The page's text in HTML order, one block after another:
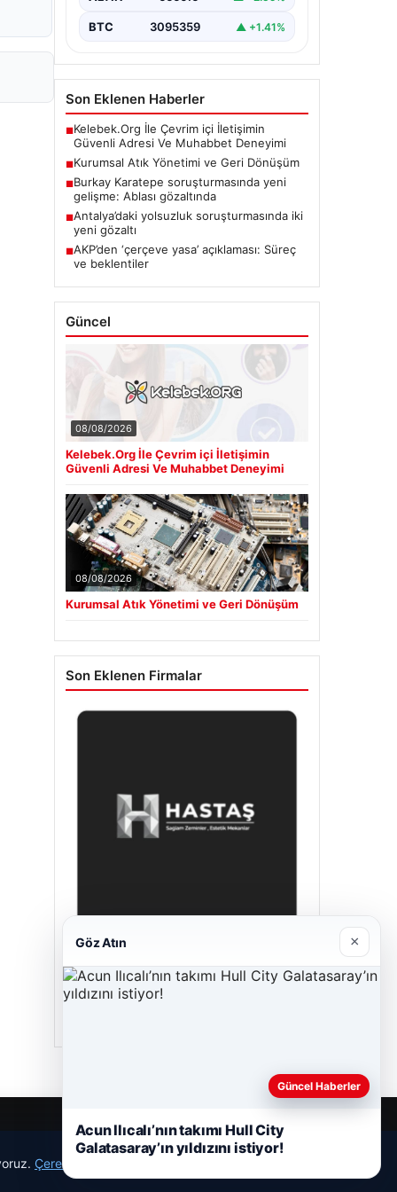
BTC 3095359 ▲ +1.41%
Son Eklenen Haberler
■Kelebek.Org İle Çevrim içi İletişimin
Güvenli Adresi Ve Muhabbet Deneyimi
■Kurumsal Atık Yönetimi ve Geri Dönüşüm
■Burkay Karatepe soruşturmasında yeni
gelişme: Ablası gözaltında
■Antalya’daki yolsuzluk soruşturmasında iki
yeni gözaltı
■AKP’den ‘çerçeve yasa’ açıklaması: Süreç
ve beklentiler
Güncel
08/08/2026
Kelebek.Org İle Çevrim içi İletişimin
Güvenli Adresi Ve Muhabbet Deneyimi
08/08/2026
Kurumsal Atık Yönetimi ve Geri Dönüşüm
Son Eklenen Firmalar
26/05/2026
Çerez Politikamız
Göz Atın ×
Güncel Haberler
Acun Ilıcalı’nın takımı Hull City
Galatasaray’ın yıldızını istiyor!